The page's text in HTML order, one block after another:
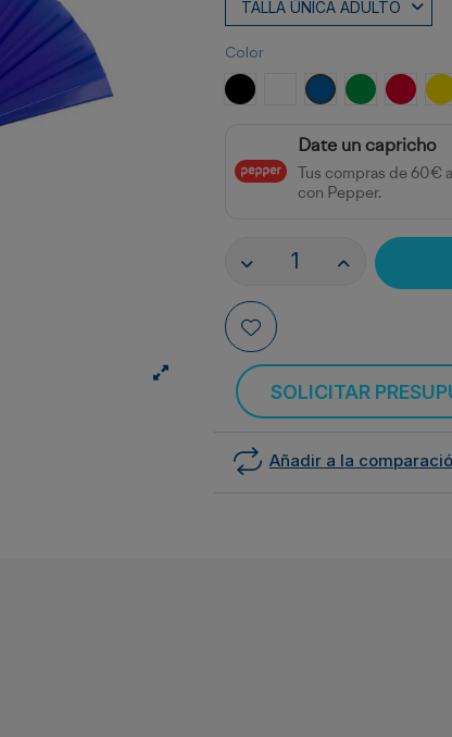
Color
NEGRO BLANCOROYAL VERDEROJO
Date un capricho
Tus compras de
con Pepper.
SOLICITAR
Añadir a la